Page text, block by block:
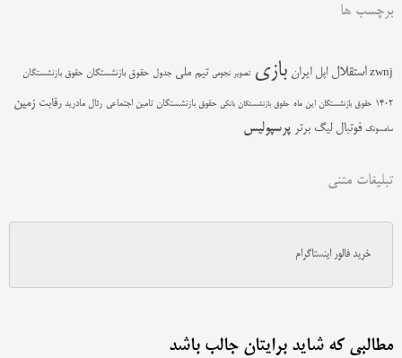
برچسب ها
zwnj استقلال اپل ایران بازی تصویر نجومی تیم ملی جدول حقوق بازنشستگان حقوق بازنشستگان
1402 حقوق بازنشستگان این ماه حقوق بازنشستگان بانکی حقوق بازنشستگان تامین اجتماعی رئال مادرید رقابت زمین
سامسونگ فوتبال لیگ برتر پرسپولیس
تبلیغات متنی
خرید فالور اینستاگرام
مطالبی که شاید برایتان جالب باشد